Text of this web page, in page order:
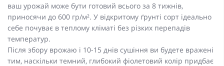
ваш урожай може бути готовий всього за 8 тижнів,
приносячи до 600 гр/м². У відкритому ґрунті сорт ідеально
себе почуває в теплому кліматі без різких перепадів
температур.
Після збору врожаю і 10-15 днів сушіння ви будете вражені
тим, наскільки темний, глибокий фіолетовий колір придбає